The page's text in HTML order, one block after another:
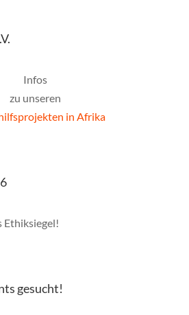
Infos
zu unseren
in Afrika
Ethiksiegel!
gesucht!